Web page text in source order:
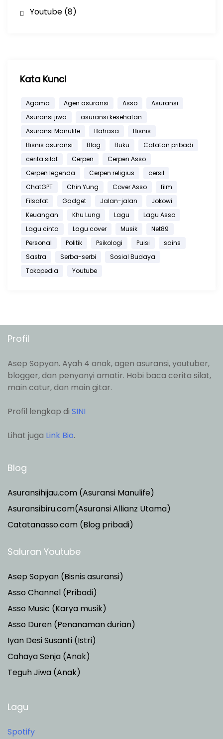
Youtube(8)
Kata Kunci
Agama Agen asuransi Asso
Asuransi
Asuransi jiwa
asuransi kesehatan
Asuransi Manulife
Bahasa
Bisnis
Bisnis asuransi
Blog Buku
Catatan pribadi
cerita silat
Cerpen
Cerpen Asso
Cerpen legenda
Cerpen religius
cersil
ChatGPT
Chin Yung Cover Asso
film
Filsafat
Gadget Jalan-jalan
Jokowi
Keuangan
Khu Lung Lagu
Lagu Asso
Lagu cinta
Lagu cover Musik
Net89
Personal
Politik Psikologi Puisi
sains
Sastra
Serba-serbi
Sosial Budaya
Tokopedia
Youtube
Profil
Asep Sopyan. Ayah 4 anak, agen asuransi, youtuber,
blogger, dan penyanyi amatir. Hobi baca cerita silat,
main catur, dan main gitar.
Profil lengkap di SINI
Lihat juga Link Bio.
Blog
Asuransihijau.com (Asuransi Manulife)
Asuransibiru.com(Asuransi Allianz Utama)
Catatanasso.com (Blog pribadi)
Saluran Youtube
Asep Sopyan (Bisnis asuransi)
Asso Channel (Pribadi)
Asso Music (Karya musik)
Asso Duren (Penanaman durian)
Iyan Desi Susanti (Istri)
Cahaya Senja (Anak)
Teguh Jiwa (Anak)
Lagu
Spotify